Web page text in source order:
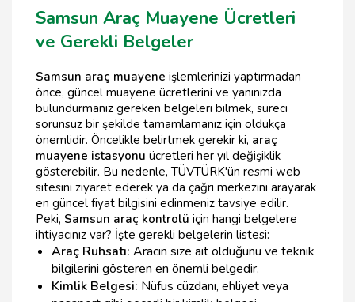
Samsun Araç Muayene Ücretleri
ve Gerekli Belgeler
Samsun araç muayene işlemlerinizi yaptırmadan
önce, güncel muayene ücretlerini ve yanınızda
bulundurmanız gereken belgeleri bilmek, süreci
sorunsuz bir şekilde tamamlamanız için oldukça
önemlidir. Öncelikle belirtmek gerekir ki, araç
muayene istasyonu ücretleri her yıl değişiklik
gösterebilir. Bu nedenle, TÜVTÜRK'ün resmi web
sitesini ziyaret ederek ya da çağrı merkezini arayarak
en güncel fiyat bilgisini edinmeniz tavsiye edilir.
Peki, Samsun araç kontrolü için hangi belgelere
ihtiyacınız var? İşte gerekli belgelerin listesi:
Araç Ruhsatı: Aracın size ait olduğunu ve teknik
bilgilerini gösteren en önemli belgedir.
Kimlik Belgesi: Nüfus cüzdanı, ehliyet veya